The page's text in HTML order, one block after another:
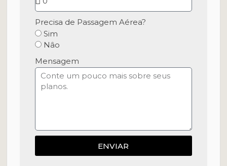
Precisa de Passagem Aérea?
Sim
Nâo
Mensagem
ENVIAR